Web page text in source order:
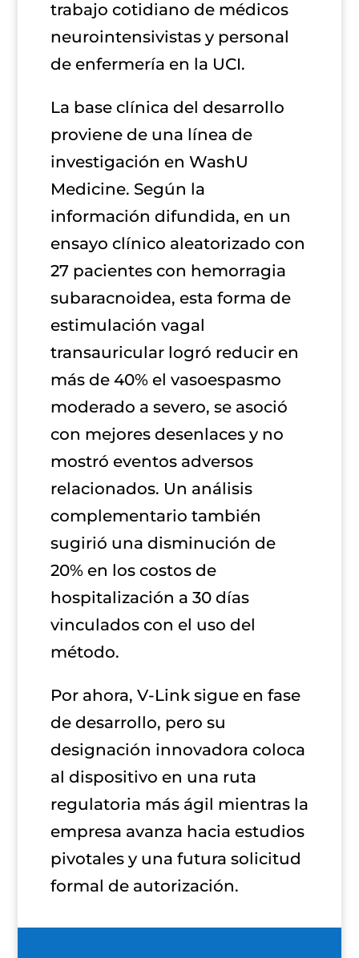
trabajo cotidiano de médicos
neurointensivistas y personal
de enfermería en la UCI.
La base clínica del desarrollo
proviene de una línea de
investigación en WashU
Medicine. Según la
información difundida, en un
ensayo clínico aleatorizado con
27 pacientes con hemorragia
subaracnoidea, esta forma de
estimulación vagal
transauricular logró reducir en
más de 40% el vasoespasmo
moderado a severo, se asoció
con mejores desenlaces y no
mostró eventos adversos
relacionados. Un análisis
complementario también
sugirió una disminución de
20% en los costos de
hospitalización a 30 días
vinculados con el uso del
método.
Por ahora, V-Link sigue en fase
de desarrollo, pero su
designación innovadora coloca
al dispositivo en una ruta
regulatoria más ágil mientras la
empresa avanza hacia estudios
pivotales y una futura solicitud
formal de autorización.